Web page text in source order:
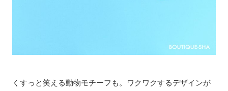
くすっと笑える動物モチーフも。ワクワクするデザインが